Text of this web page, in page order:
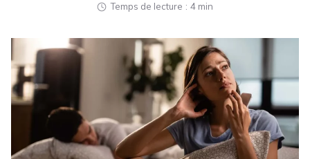
Temps de lecture 4 min